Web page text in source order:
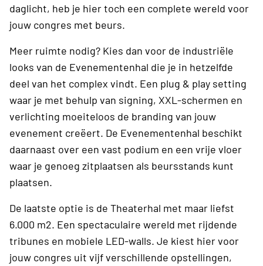
daglicht, heb je hier toch een complete wereld voor
jouw congres met beurs.
Meer ruimte nodig? Kies dan voor de industriële
looks van de Evenementenhal die je in hetzelfde
deel van het complex vindt. Een plug & play setting
waar je met behulp van signing, XXL-schermen en
verlichting moeiteloos de branding van jouw
evenement creëert. De Evenementenhal beschikt
daarnaast over een vast podium en een vrije vloer
waar je genoeg zitplaatsen als beursstands kunt
plaatsen.
De laatste optie is de Theaterhal met maar liefst
6.000 m2. Een spectaculaire wereld met rijdende
tribunes en mobiele LED-walls. Je kiest hier voor
jouw congres uit vijf verschillende opstellingen,